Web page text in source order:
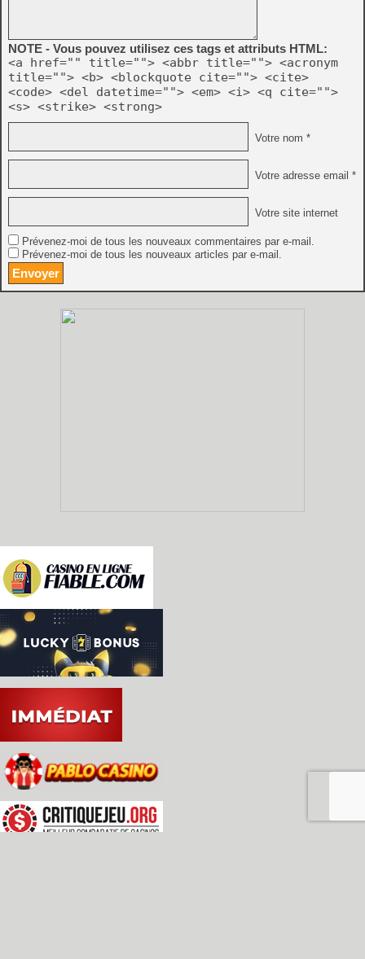
NOTE - Vous pouvez utilisez ces tags et attributs HTML:
<a href="" title=""> <abbr title=""> <acronym
title=""> <b> <blockquote cite=""> <cite>
<code> <del datetime=""> <em> <i> <q cite="">
<s> <strike> <strong>
Votre nom *
Votre adresse email *
Votre site internet
Prévenez-moi de tous les nouveaux commentaires par e-mail.
Prévenez-moi de tous les nouveaux articles par e-mail.